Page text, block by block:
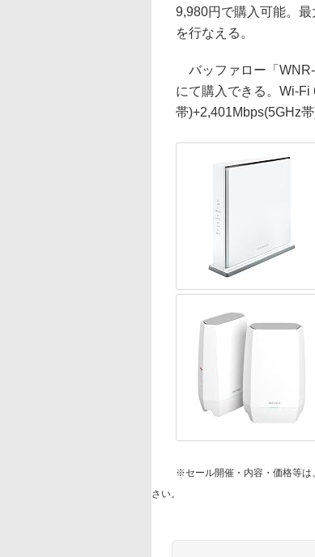
9,980円で購入可能。
を行なえる。
バッファロー「
にて購入できる。Wi-
帯)+2,401Mbps(5GHz
※セール開催・内容・価格等は
さい。